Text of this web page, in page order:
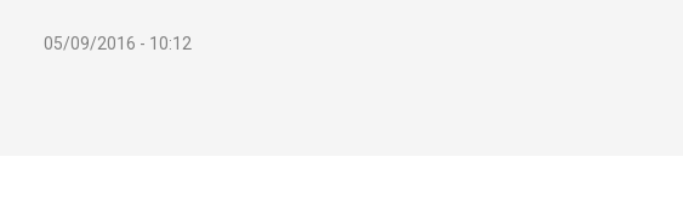
05/09/2016 - 10:12